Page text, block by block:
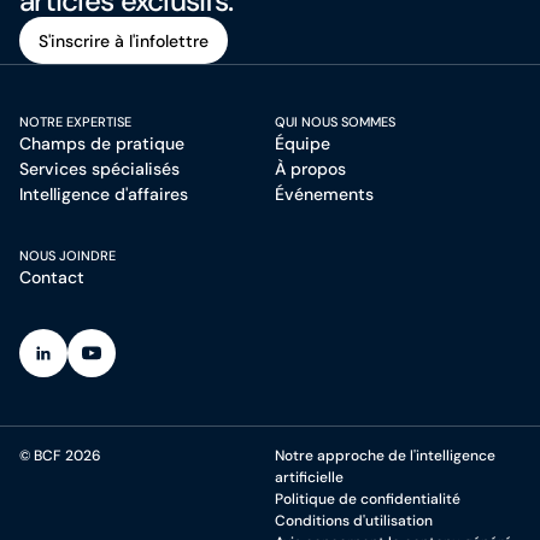
Christine est passionnée par l’intégration des
technologies innovantes dans le domaine de la santé,
avec l’objectif de favoriser des solutions concrètes et de
trilingue : elle parle couramment le français, l’anglais et
le mandarin.
S'inscrire à l'infolettre
NOTRE EXPERTISE
Champs de pratique
Services spécialisés
Intelligence d'affaires
QUI NOUS SOMMES
Équipe
À propos
Événements
NOUS JOINDRE
Contact
(Ouvre dans un nouvel onglet)
(Ouvre dans un nouvel onglet)
© BCF 2026
Notre approche de l'intelligence
artificielle
Politique de confidentialité
Conditions d'utilisation